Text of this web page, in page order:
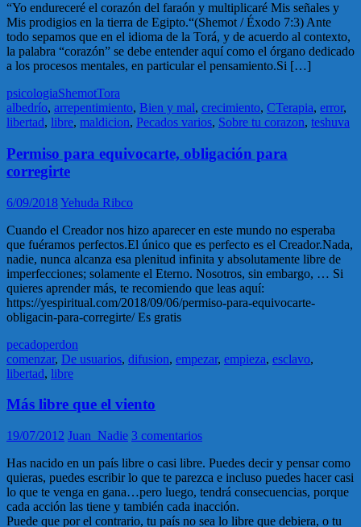
“Yo endureceré el corazón del faraón y multiplicaré Mis señales y
Mis prodigios en la tierra de Egipto.“(Shemot / Éxodo 7:3) Ante
todo sepamos que en el idioma de la Torá, y de acuerdo al contexto,
la palabra “corazón” se debe entender aquí como el órgano dedicado
a los procesos mentales, en particular el pensamiento.Si […]
psicologiaShemotTora
albedrío, arrepentimiento, Bien y mal, crecimiento, CTerapia, error,
libertad, libre, maldicion, Pecados varios, Sobre tu corazon, teshuva
Permiso para equivocarte, obligación para
corregirte
6/09/2018Yehuda Ribco
Cuando el Creador nos hizo aparecer en este mundo no esperaba
que fuéramos perfectos.El único que es perfecto es el Creador.Nada,
nadie, nunca alcanza esa plenitud infinita y absolutamente libre de
imperfecciones; solamente el Eterno. Nosotros, sin embargo, … Si
quieres aprender más, te recomiendo que leas aquí:
https://yespiritual.com/2018/09/06/permiso-para-equivocarte-
obligacin-para-corregirte/ Es gratis
pecadoperdon
comenzar, De usuarios, difusion, empezar, empieza, esclavo,
libertad, libre
Más libre que el viento
19/07/2012 Juan_Nadie 3 comentarios
Has nacido en un país libre o casi libre. Puedes decir y pensar como
quieras, puedes escribir lo que te parezca e incluso puedes hacer casi
lo que te venga en gana…pero luego, tendrá consecuencias, porque
cada acción las tiene y también cada inacción.
Puede que por el contrario, tu país no sea lo libre que debiera, o tu